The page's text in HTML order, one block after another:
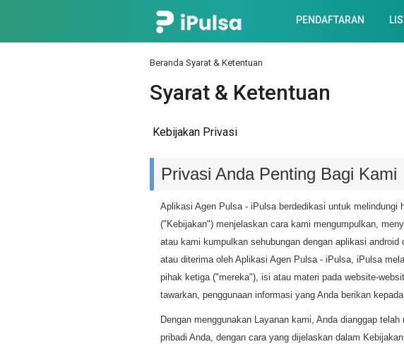
PENDAFTARAN
Beranda Syarat & Ketentuan
Syarat & Ketentuan
Kebijakan Privasi
Privasi Anda Penting Bagi Kami
Aplikasi Agen Pulsa - iPulsa berdedikasi untuk
("Kebijakan") menjelaskan cara kami mengumpulkan,
atau kami kumpulkan sehubungan dengan aplikasi
atau diterima oleh Aplikasi Agen Pulsa - iPulsa, iPulsa
pihak ketiga ("mereka"), isi atau materi pada website-
tawarkan, penggunaan informasi yang Anda berikan
Dengan menggunakan Layanan kami, Anda dianggap
pribadi Anda, dengan cara yang dijelaskan dalam